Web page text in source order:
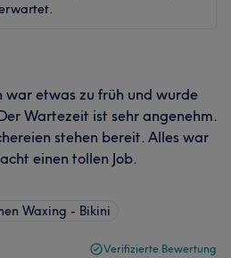
war etwas zu früh und wurde
Wartezeit ist sehr angenehm.
stehen bereit. Alles war
einen tollen Job.
Waxing - Bikini
Verifizierte Bewertung